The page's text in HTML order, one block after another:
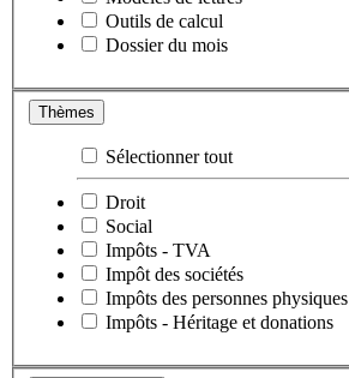
Outils de calcul
Dossier du mois
Thèmes
Sélectionner tout
Droit
Social
Impôts - TVA
Impôt des sociétés
Impôts des personnes physiques
Impôts - Héritage et donations